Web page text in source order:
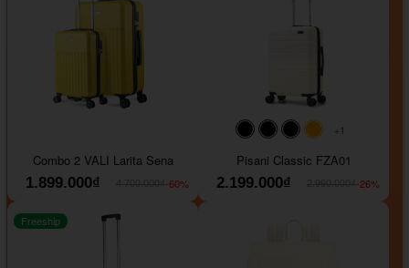
Combo 2 VALI Larita Sena
1.899.000₫
-60%
#000000#000000#000000
+1
Pisani Classic FZA01
2.199.000₫
-26%
Freeship